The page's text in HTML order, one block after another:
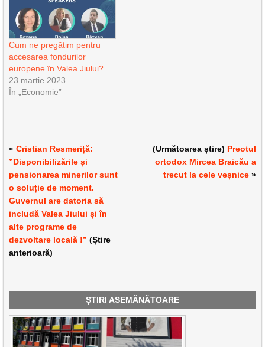
Cum ne pregătim pentru
accesarea fondurilor
europene în Valea Jiului?
23 martie 2023
În „Economie”
«Cristian Resmeriță:
”Disponibilizările și
pensionarea minerilor sunt
o soluție de moment.
Guvernul are datoria să
includă Valea Jiului și în
alte programe de
dezvoltare locală !” (Știre
anterioară)
(Următoarea știre) Preotul
ortodox Mircea Braicău a
trecut la cele veșnice»
ȘTIRI ASEMĂNĂTOARE